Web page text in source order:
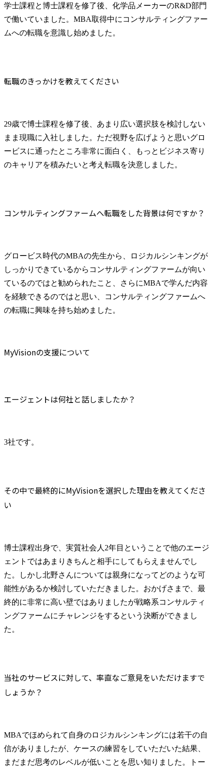
学士課程と博士課程を修了後、化学品メーカーのR&D部門
で働いていました。MBA取得中にコンサルティングファー
ムへの転職を意識し始めました。
転職のきっかけを教えてください
29歳で博士課程を修了後、あまり広い選択肢を検討しない
まま現職に入社しました。ただ視野を広げようと思いグロ
ービスに通ったところ非常に面白く、もっとビジネス寄り
のキャリアを積みたいと考え転職を決意しました。
コンサルティングファームへ転職をした背景は何ですか？
グロービス時代のMBAの先生から、ロジカルシンキングが
しっかりできているからコンサルティングファームが向い
ているのではと勧められたこと、さらにMBAで学んだ内容
を経験できるのではと思い、コンサルティングファームへ
の転職に興味を持ち始めました。
MyVisionの支援について
エージェントは何社と話しましたか？
3社です。
その中で最終的にMyVisionを選択した理由を教えてくださ
い
博士課程出身で、実質社会人2年目ということで他のエージ
ェントではあまりきちんと相手にしてもらえませんでし
た。しかし北野さんについては親身になってどのような可
能性があるか検討していただきました。おかげさまで、最
終的に非常に高い壁ではありましたが戦略系コンサルティ
ングファームにチャレンジをするという決断ができまし
た。
当社のサービスに対して、率直なご意見をいただけますで
しょうか？
MBAでほめられて自身のロジカルシンキングには若干の自
信がありましたが、ケースの練習をしていただいた結果、
まだまだ思考のレベルが低いことを思い知りました。トー